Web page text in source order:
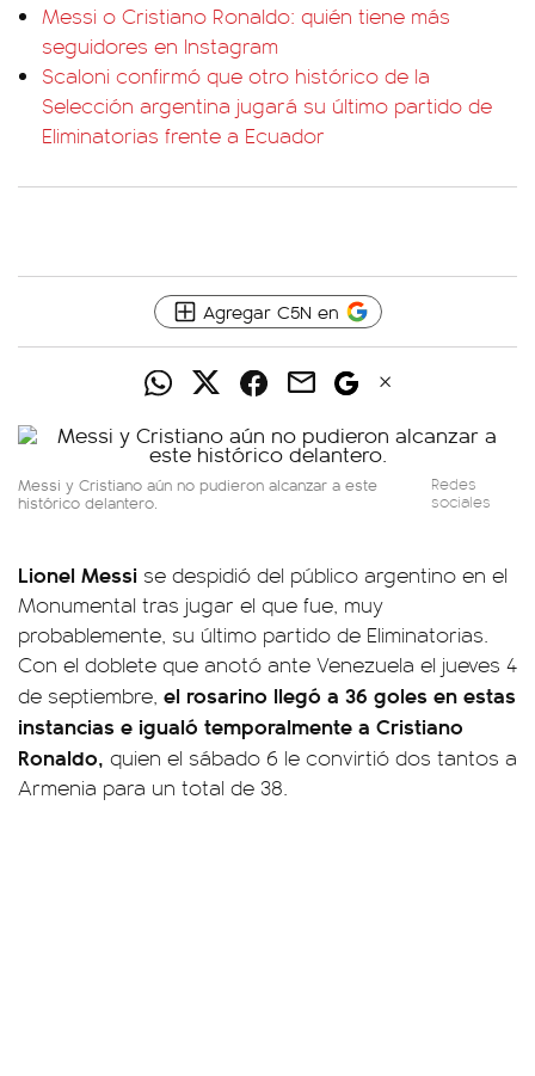
Messi o Cristiano Ronaldo: quién tiene más
seguidores en Instagram
Scaloni confirmó que otro histórico de la
Selección argentina jugará su último partido de
Eliminatorias frente a Ecuador
Agregar C5N en
Messi y Cristiano aún no pudieron alcanzar a este
histórico delantero.
Redes
sociales
Lionel Messi se despidió del público argentino en el
Monumental tras jugar el que fue, muy
probablemente, su último partido de Eliminatorias.
Con el doblete que anotó ante Venezuela el jueves 4
de septiembre, el rosarino llegó a 36 goles en estas
instancias e igualó temporalmente a Cristiano
Ronaldo, quien el sábado 6 le convirtió dos tantos a
Armenia para un total de 38.